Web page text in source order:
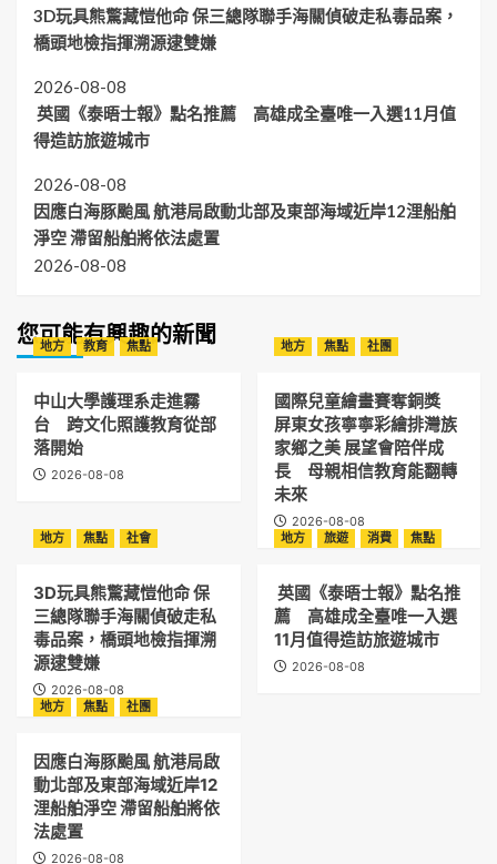
3D玩具熊驚藏愷他命 保三總隊聯手海關偵破走私毒品案，
橋頭地檢指揮溯源逮雙嫌
2026-08-08
英國《泰晤士報》點名推薦 高雄成全臺唯一入選11月值
得造訪旅遊城市
2026-08-08
因應白海豚颱風 航港局啟動北部及東部海域近岸12浬船舶
淨空 滯留船舶將依法處置
2026-08-08
您可能有興趣的新聞
地方 教育 焦點
中山大學護理系走進霧
台 跨文化照護教育從部
落開始
2026-08-08
地方 焦點 社團
國際兒童繪畫賽奪銅獎
屏東女孩寧寧彩繪排灣族
家鄉之美 展望會陪伴成
長 母親相信教育能翻轉
未來
2026-08-08
地方
焦點 社會
3D玩具熊驚藏愷他命 保
三總隊聯手海關偵破走私
毒品案，橋頭地檢指揮溯
源逮雙嫌
2026-08-08
地方 旅遊 消費 焦點
英國《泰晤士報》點名推
薦 高雄成全臺唯一入選
11月值得造訪旅遊城市
2026-08-08
地方 焦點 社團
因應白海豚颱風 航港局啟
動北部及東部海域近岸12
浬船舶淨空 滯留船舶將依
法處置
2026-08-08